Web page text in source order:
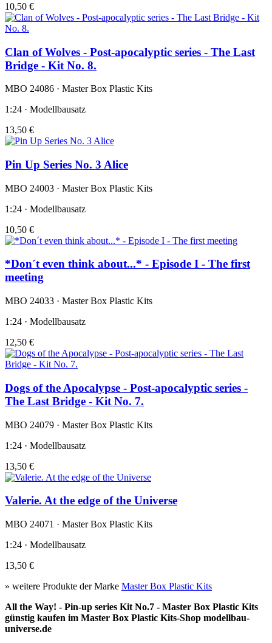
10,50 €
Clan of Wolves - Post-apocalyptic series - The Last
Bridge - Kit No. 8.
MBO 24086 · Master Box Plastic Kits
1:24 · Modellbausatz
13,50 €
Pin Up Series No. 3 Alice
MBO 24003 · Master Box Plastic Kits
1:24 · Modellbausatz
10,50 €
*Don´t even think about...* - Episode I - The first
meeting
MBO 24033 · Master Box Plastic Kits
1:24 · Modellbausatz
12,50 €
Dogs of the Apocalypse - Post-apocalyptic series -
The Last Bridge - Kit No. 7.
MBO 24079 · Master Box Plastic Kits
1:24 · Modellbausatz
13,50 €
Valerie. At the edge of the Universe
MBO 24071 · Master Box Plastic Kits
1:24 · Modellbausatz
13,50 €
» weitere Produkte der Marke Master Box Plastic Kits
All the Way! - Pin-up series Kit No.7 - Master Box Plastic Kits
günstig kaufen im Master Box Plastic Kits-Shop modellbau-
universe.de